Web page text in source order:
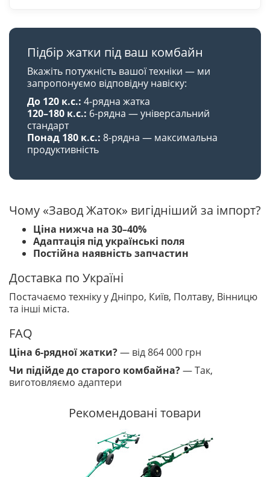
Підбір жатки під ваш комбайн
Вкажіть потужність вашої техніки — ми
запропонуємо відповідну навіску:
До 120 к.с.: 4-рядна жатка
120–180 к.с.: 6-рядна — універсальний
стандарт
Понад 180 к.с.: 8-рядна — максимальна
продуктивність
Чому «Завод Жаток» вигідніший за імпорт?
Ціна нижча на 30–40%
Адаптація під українські поля
Постійна наявність запчастин
Доставка по Україні
Постачаємо техніку у Дніпро, Київ, Полтаву, Вінницю
та інші міста.
FAQ
Ціна 6-рядної жатки?— від 864 000 грн
Чи підійде до старого комбайна?— Так,
виготовляємо адаптери
Рекомендовані товари